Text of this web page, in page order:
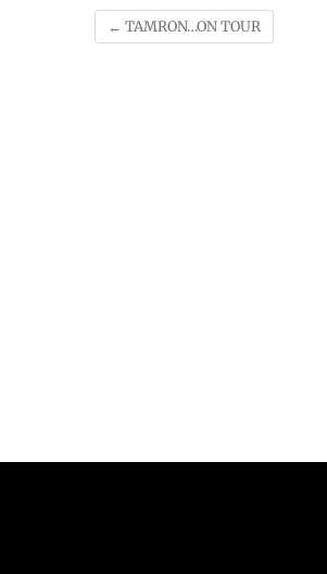
← TAMRON…ON TOUR